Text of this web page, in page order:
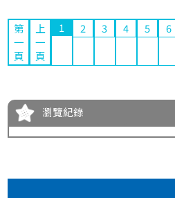
第
一
頁
上
一
頁
1 2 3 4 5 6
瀏覽紀錄